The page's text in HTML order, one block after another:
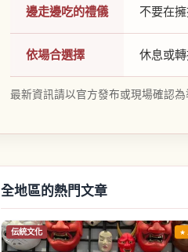
邊走邊吃的禮儀 不要在
依場合選擇 休息或
最新資訊請以官方發布或現場確認為
全地區的熱門文章
伝統文化